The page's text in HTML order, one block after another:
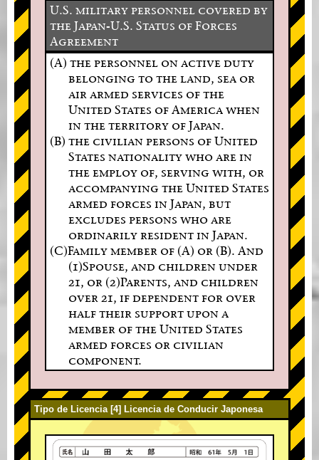
U.S. military personnel covered by
the Japan-U.S. Status of Forces
Agreement
(A) the personnel on active duty
belonging to the land, sea or
air armed services of the
United States of America when
in the territory of Japan.
(B) the civilian persons of United
States nationality who are in
the employ of, serving with, or
accompanying the United States
armed forces in Japan, but
excludes persons who are
ordinarily resident in Japan.
(C)Family member of (A) or (B). And
(1)Spouse, and children under
21, or (2)Parents, and children
over 21, if dependent for over
half their support upon a
member of the United States
armed forces or civilian
component.
Tipo de Licencia [4] Licencia de Conducir Japonesa